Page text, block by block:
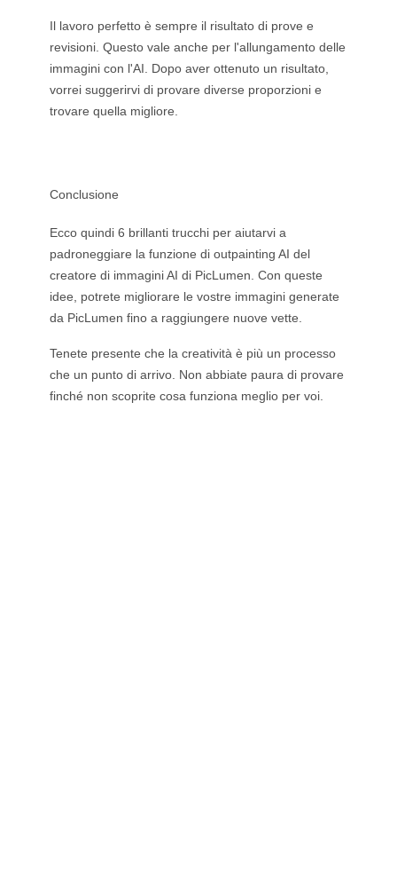
Il lavoro perfetto è sempre il risultato di prove e
revisioni. Questo vale anche per l'allungamento delle
immagini con l'AI. Dopo aver ottenuto un risultato,
vorrei suggerirvi di provare diverse proporzioni e
trovare quella migliore.
Conclusione
Ecco quindi 6 brillanti trucchi per aiutarvi a
padroneggiare la funzione di outpainting AI del
creatore di immagini AI di PicLumen. Con queste
idee, potrete migliorare le vostre immagini generate
da PicLumen fino a raggiungere nuove vette.
Tenete presente che la creatività è più un processo
che un punto di arrivo. Non abbiate paura di provare
finché non scoprite cosa funziona meglio per voi.